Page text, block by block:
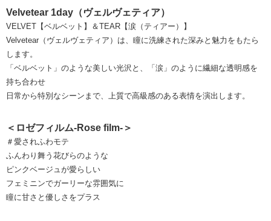
Velvetear 1day（ヴェルヴェティア）
VELVET【ベルベット】＆TEAR【涙（ティアー）】
Velvetear（ヴェルヴェティア）は、瞳に洗練された深みと魅力をもたら
します。
「ベルベット」のような美しい光沢と、「涙」のように繊細な透明感を
持ち合わせ
日常から特別なシーンまで、上質で高級感のある表情を演出します。
＜ロゼフィルム-Rose film-＞
＃愛されふわモテ
ふんわり舞う花びらのような
ピンクベージュが愛らしい
フェミニンでガーリーな雰囲気に
瞳に甘さと優しさをプラス